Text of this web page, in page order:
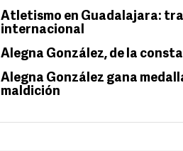
Atletismo en Guadalajara:
internacional
Alegna González, de la
Alegna González gana
maldición